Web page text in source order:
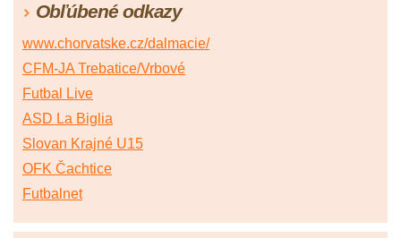
Obľúbené odkazy
www.chorvatske.cz/dalmacie/
CFM-JA Trebatice/Vrbové
Futbal Live
ASD La Biglia
Slovan Krajné U15
OFK Čachtice
Futbalnet